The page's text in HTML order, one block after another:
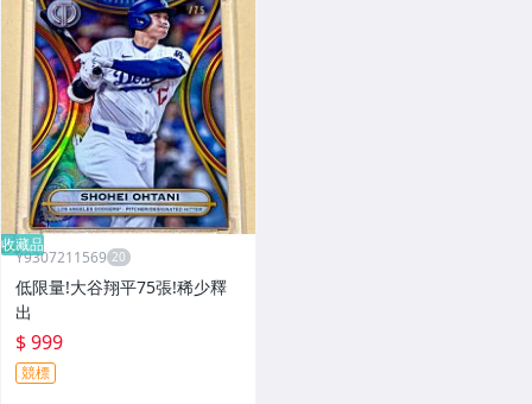
收藏品
Y9307211569
低限量!大谷翔平75張!稀少釋
出
$ 999
競標